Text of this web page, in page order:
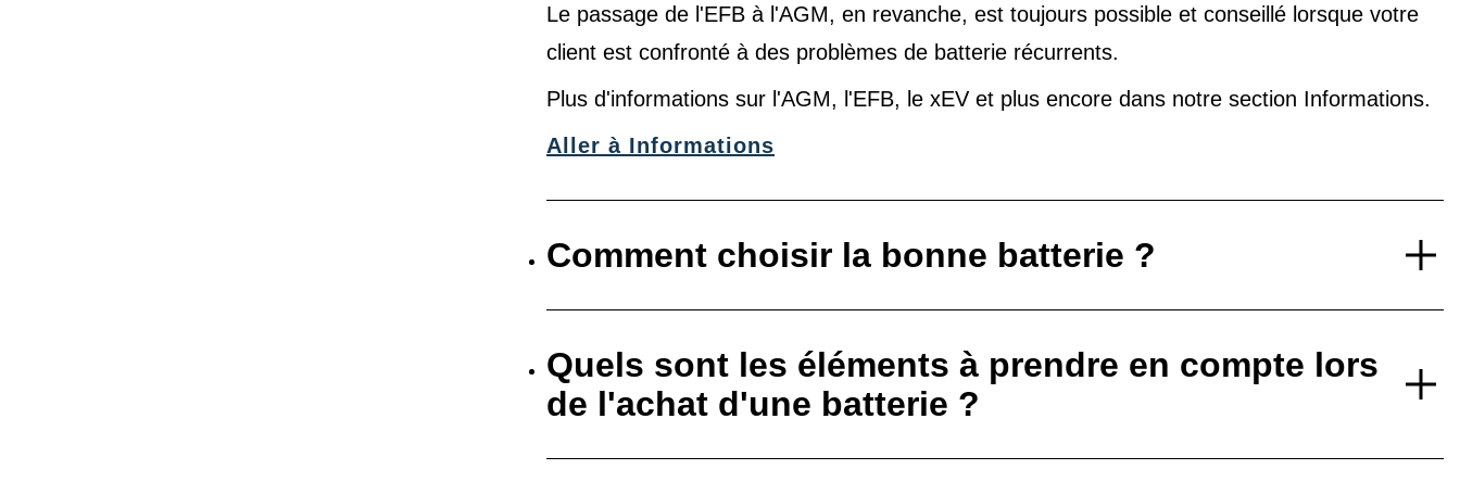
Le passage de l'EFB à l'AGM, en revanche, est toujours possible et conseillé lorsque votre
client est confronté à des problèmes de batterie récurrents.
Plus d'informations sur l'AGM, l'EFB, le xEV et plus encore dans notre section Informations.
Aller à Informations
Comment choisir la bonne batterie ?
Quels sont les éléments à prendre en compte lors
de l'achat d'une batterie ?